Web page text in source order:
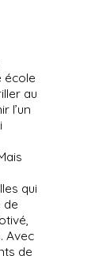
école
au
l’un
qui
de
Avec
de